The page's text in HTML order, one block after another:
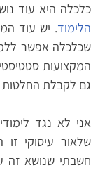
כלכלה היא עוד
הלימוד. יש עוד
שכלכלה אפשר
המקצועות
גם לקבלת החלטות
אני לא נגד
שלאור עיסוקי
חשבתי שנושא זה